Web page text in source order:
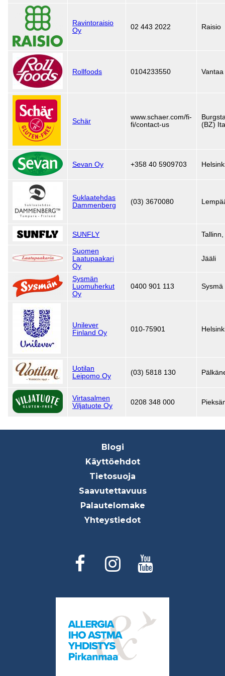
Ravintoraisio
Oy
02 443 2022 Raisio
Rollfoods 0104233550 Vantaa
Schär
www.schaer.com/fi-
fi/contact-us
(BZ)
Sevan Oy +358 40 5909703
Suklaatehdas
Dammenberg
(03) 3670080
SUNFLY
Suomen
Laatupaakari
Oy
Jääli
Sysmän
Luomuherkut
Oy
0400 901 113 Sysmä
Unilever
Finland Oy
010-75901
Uotilan
Leipomo Oy
(03) 5818 130
Virtasalmen
Viljatuote Oy
0208 348 000
Blogi
Käyttöehdot
Tietosuoja
Saavutettavuus
Palautelomake
Yhteystiedot